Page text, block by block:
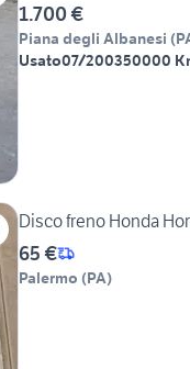
1.700 €
Piana degli Albanesi (
Usato07/200350000
Disco freno Honda
65 €
Palermo (PA)